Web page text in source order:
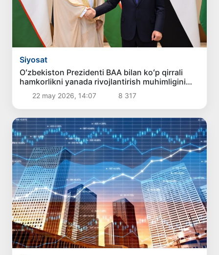
Siyosat
Oʻzbekiston Prezidenti BAA bilan koʻp qirrali
hamkorlikni yanada rivojlantirish muhimligini
taʼkidladi
22 may 2026, 14:07 8 317